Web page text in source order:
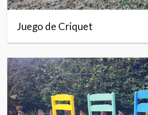
Juego de Criquet